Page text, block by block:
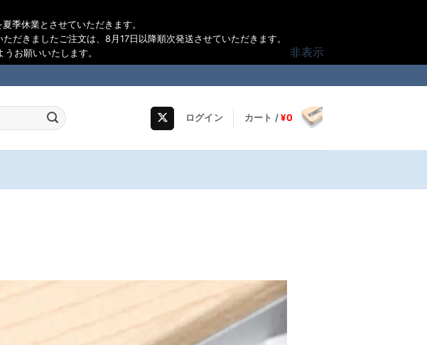
夏季休業とさせていただきます。
だきましたご注文は、8月17日以降順次発送させていただきます。
お願いいたします。
非表示
ログイン カート /¥0